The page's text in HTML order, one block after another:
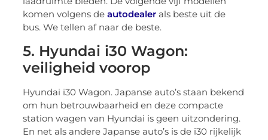
komen volgens deautodealer als beste uit de
bus. We tellen af naar de beste.
5. Hyundai i30 Wagon:
veiligheid voorop
Hyundai i30 Wagon. Japanse auto’s staan bekend
om hun betrouwbaarheid en deze compacte
station wagen van Hyundai is geen uitzondering.
En net als andere Japanse auto’s is de i30 rijkelijk